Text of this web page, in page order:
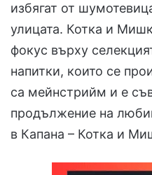
избягат от
улицата. Котка и
фокус върху
напитки, които се
са мейнстрийм и е
продължение на
в Капана – Котка и